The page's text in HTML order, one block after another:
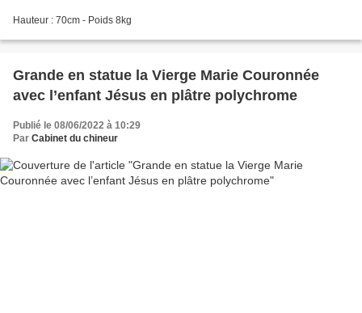
Hauteur : 70cm - Poids 8kg
Grande en statue la Vierge Marie Couronnée
avec l’enfant Jésus en plâtre polychrome
Publié le 08/06/2022 à 10:29
Par Cabinet du chineur